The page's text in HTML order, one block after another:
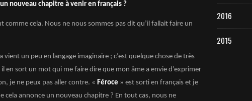
nouveau chapitre à venir en français ?
comme cela. Nous ne nous sommes pas dit qu’il fallait faire un
vient un peu en langage imaginaire ; c’est quelque chose de très
en sort un mot qui me faire dire que mon âme a envie d’exprimer
je ne peux pas aller contre. « Féroce » est sorti en français et je
cela annonce un nouveau chapitre ? En tout cas, nous ne
2016
2015